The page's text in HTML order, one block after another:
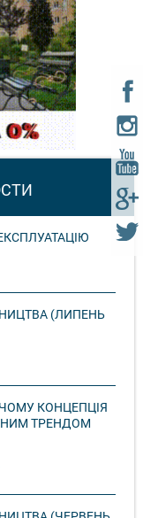
(ЛИПЕНЬ
КОНЦЕПЦІЯ
ТРЕНДОМ